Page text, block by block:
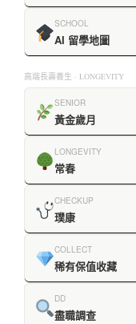
SCHOOL
AI 留學地圖
高端長壽養生 · LONGEVITY
SENIOR
黃金歲月
LONGEVITY
常春
CHECKUP
璞康
COLLECT
稀有保值收藏
DD
盡職調查